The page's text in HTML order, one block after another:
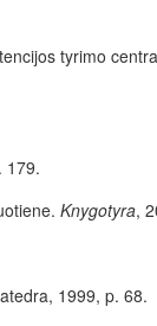
tyrimo
179.
Knygotyra,
1999, p. 68.